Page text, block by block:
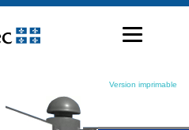
Version imprimable